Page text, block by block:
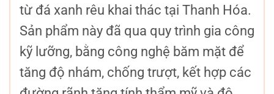
từ đá xanh rêu khai thác tại Thanh Hóa.
Sản phẩm này đã qua quy trình gia công
kỹ lưỡng, bằng công nghệ băm mặt để
tăng độ nhám, chống trượt, kết hợp các